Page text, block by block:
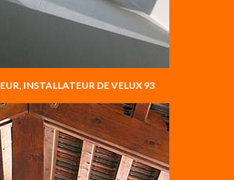
INSTALLATEUR DE VELUX 93